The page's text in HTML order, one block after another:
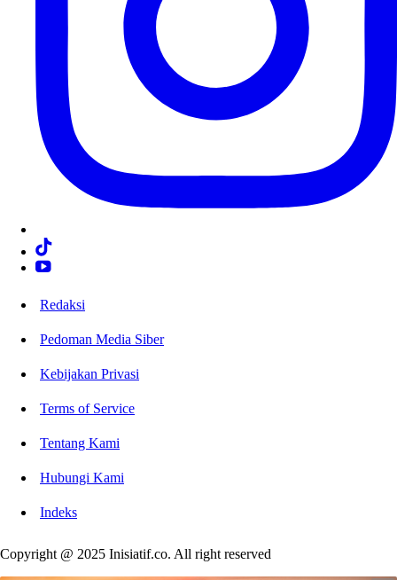
Redaksi
Pedoman Media Siber
Kebijakan Privasi
Terms of Service
Tentang Kami
Hubungi Kami
Indeks
Copyright @ 2025 Inisiatif.co. All right reserved